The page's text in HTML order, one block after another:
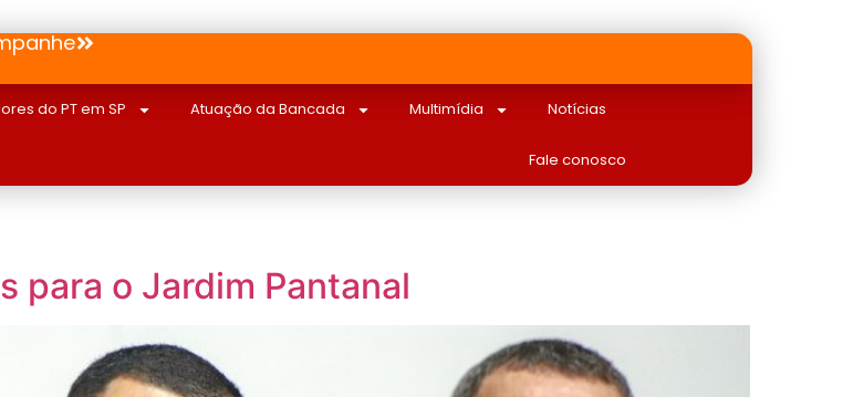
do PT em SP Atuação da Bancada Multimídia Notícias
Fale conosco
para o Jardim Pantanal